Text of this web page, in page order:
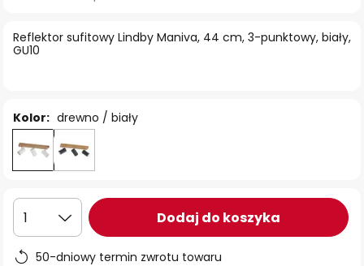
Reflektor sufitowy Lindby Maniva, 44 cm, 3-punktowy, biały,
GU10
Kolor: drewno / biały
1 Dodaj do koszyka
50-dniowy termin zwrotu towaru